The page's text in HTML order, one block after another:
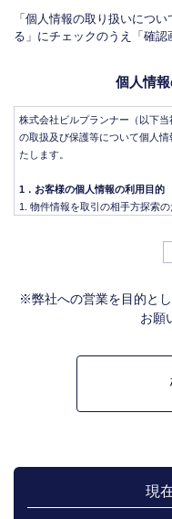
「個人情報の取り扱いにつ
る」にチェックのうえ「確認
個人情
株式会社ビルプランナー（以下
の取扱及び保護等について個人
たします。
1．お客様の個人情報の利用目的
物件情報を取引の相手方探索の
物件情報を、取引の相手方探
ンズ）に登録する場合があり
報は、成約した物件の、物件概
は含みません。）を提供しま
定流通機構の会員たる宅地建
不動産の売買契約又は賃貸契
上記、1.から 5.の業務に付随
携先のご案内や商品の発送、
のメンテナンス等の業務に関
※弊社への営業を目的と
お願
現